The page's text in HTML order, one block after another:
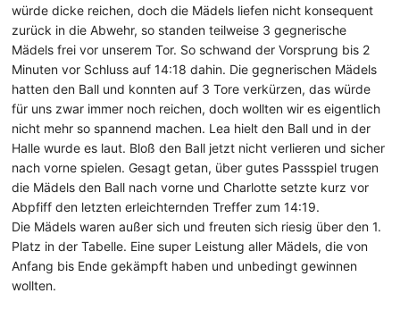
würde dicke reichen, doch die Mädels liefen nicht konsequent
zurück in die Abwehr, so standen teilweise 3 gegnerische
Mädels frei vor unserem Tor. So schwand der Vorsprung bis 2
Minuten vor Schluss auf 14:18 dahin. Die gegnerischen Mädels
hatten den Ball und konnten auf 3 Tore verkürzen, das würde
für uns zwar immer noch reichen, doch wollten wir es eigentlich
nicht mehr so spannend machen. Lea hielt den Ball und in der
Halle wurde es laut. Bloß den Ball jetzt nicht verlieren und sicher
nach vorne spielen. Gesagt getan, über gutes Passspiel trugen
die Mädels den Ball nach vorne und Charlotte setzte kurz vor
Abpfiff den letzten erleichternden Treffer zum 14:19.
Die Mädels waren außer sich und freuten sich riesig über den 1.
Platz in der Tabelle. Eine super Leistung aller Mädels, die von
Anfang bis Ende gekämpft haben und unbedingt gewinnen
wollten.